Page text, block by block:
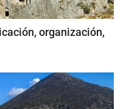
organización,